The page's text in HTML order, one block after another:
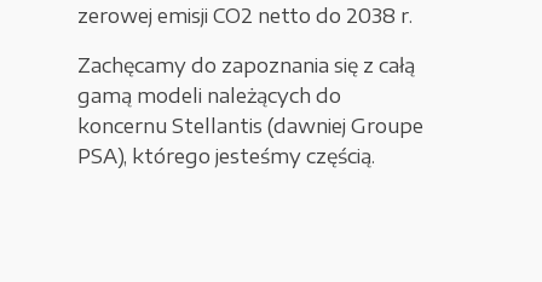
zerowej emisji CO2 netto do 2038 r.
Zachęcamy do zapoznania się z całą
gamą modeli należących do
koncernu Stellantis (dawniej Groupe
PSA), którego jesteśmy częścią.